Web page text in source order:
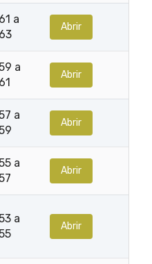
a
Abrir
a
Abrir
a
Abrir
a
Abrir
a
Abrir